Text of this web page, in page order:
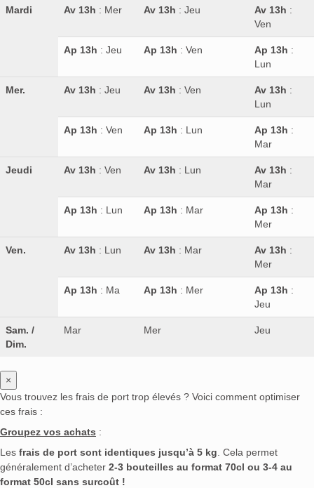
Mardi Av 13h : Mer Av 13h : Jeu Av 13h :
Ven
Ap 13h : Jeu Ap 13h : Ven Ap 13h :
Lun
Mer. Av 13h : Jeu Av 13h : Ven Av 13h :
Lun
Ap 13h : Ven Ap 13h : Lun Ap 13h :
Mar
Jeudi Av 13h : Ven Av 13h : Lun Av 13h :
Mar
Ap 13h : Lun Ap 13h : Mar Ap 13h :
Mer
Ven. Av 13h : Lun Av 13h : Mar Av 13h :
Mer
Ap 13h : Ma Ap 13h : Mer Ap 13h :
Jeu
Sam. /
Dim.
Mar Mer Jeu
×
Vous trouvez les frais de port trop élevés ? Voici comment optimiser
ces frais :
Groupez vos achats :
Les frais de port sont identiques jusqu’à 5 kg . Cela permet
généralement d’acheter 2-3 bouteilles au format 70cl ou 3-4 au
format 50cl sans surcoût !